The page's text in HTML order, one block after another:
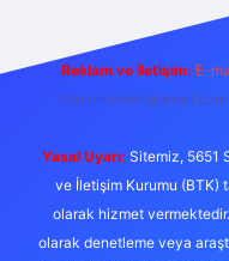
Reklam ve İletişim: E-
forumhizmeti@gmail.com
Yasal Uyarı: Sitemiz, 5651
ve İletişim Kurumu (BTK)
olarak hizmet
olarak denetleme veya